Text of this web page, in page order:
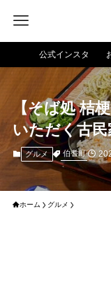
公式インスタ
【そば処 桔
いただく古民
グルメ 伯耆町
ホーム グルメ